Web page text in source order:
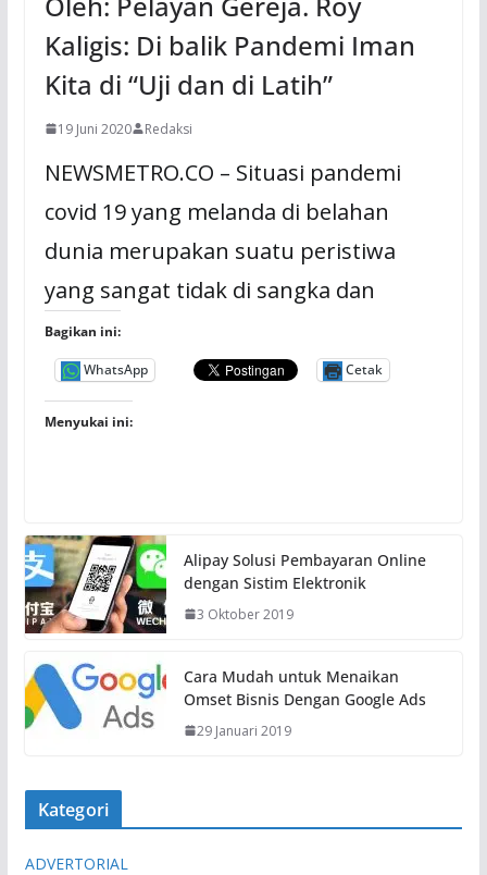
Kaligis: Di balik Pandemi Iman
Kita di “Uji dan di Latih”
19 Juni 2020 Redaksi
NEWSMETRO.CO – Situasi pandemi
covid 19 yang melanda di belahan
dunia merupakan suatu peristiwa
yang sangat tidak di sangka dan
Bagikan ini:
WhatsApp Cetak
Menyukai ini:
Alipay Solusi Pembayaran Online
dengan Sistim Elektronik
3 Oktober 2019
Cara Mudah untuk Menaikan
Omset Bisnis Dengan Google Ads
29 Januari 2019
Kategori
ADVERTORIAL